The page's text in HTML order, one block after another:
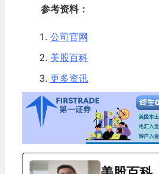
参考资料：
公司官网
美股百科
更多资讯